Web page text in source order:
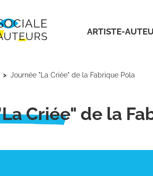
ARTISTE-
Journée "La Criée" de la Fabrique Pola
Criée" de la